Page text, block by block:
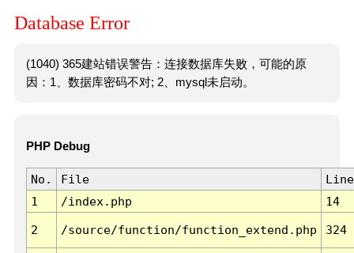
Database Error
(1040) 365建站错误警告：连接数据库失败，可能的原
因：1、数据库密码不对; 2、mysql未启动。
PHP Debug
No. File
Line
1
/index.php 14
2 /source/function/function_extend.php 324